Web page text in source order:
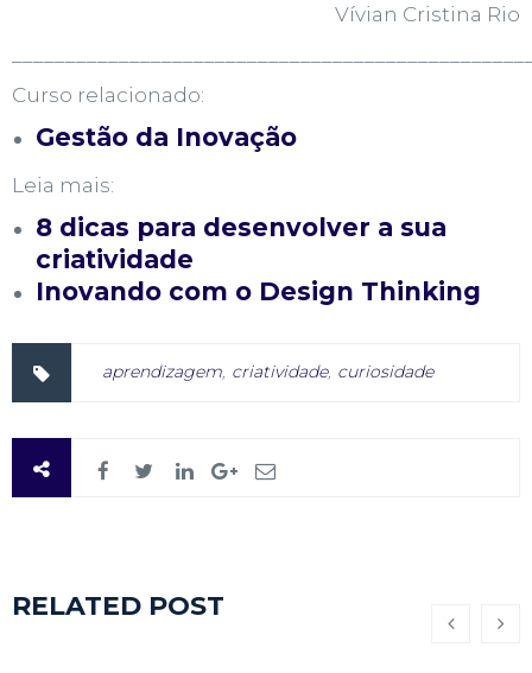
Vívian Cristina Rio
Curso relacionado:
Gestão da Inovação
Leia mais:
8 dicas para desenvolver a sua
criatividade
Inovando com o Design Thinking
aprendizagem, criatividade, curiosidade
RELATED POST